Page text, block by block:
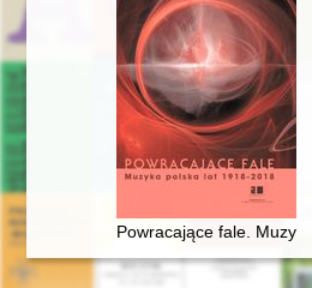
Powracające fale.